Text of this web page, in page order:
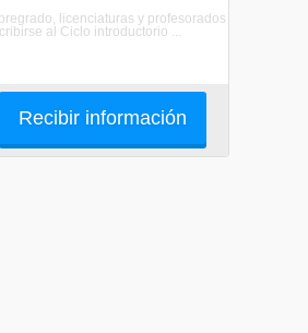
licenciaturas y profesorados
al Ciclo introductorio ...
Recibir información